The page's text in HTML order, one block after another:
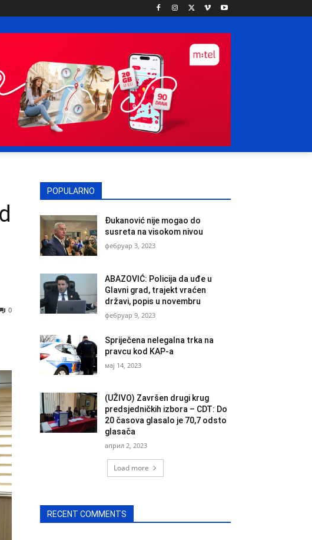
0
POPULARNO
Đukanović nije mogao do
susreta na visokom nivou
фебруар 3, 2023
ABAZOVIĆ: Policija da uđe u
Glavni grad, trajekt vraćen
državi, popis u novembru
фебруар 9, 2023
Spriječena nelegalna trka na
pravcu kod KAP-a
мај 14, 2023
(UŽIVO) Završen drugi krug
predsjedničkih izbora – CDT: Do
20 časova glasalo je 70,7 odsto
glasača
април 2, 2023
Load more
RECENT COMMENTS